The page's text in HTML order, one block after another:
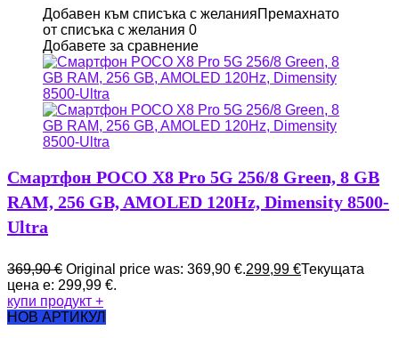
Добавен към списъка с желанияПремахнато
от списъка с желания 0
Добавете за сравнение
Смартфон POCO X8 Pro 5G 256/8 Green, 8 GB
RAM, 256 GB, AMOLED 120Hz, Dimensity 8500-
Ultra
369,90€ Original price was: 369,90 €.299,99 €Текущата
цена е: 299,99 €.
купи продукт +
НОВ АРТИКУЛ